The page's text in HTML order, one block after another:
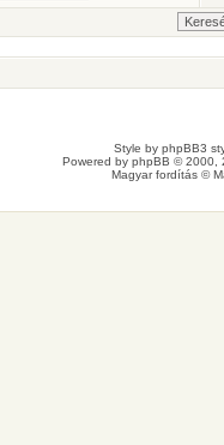
Style by phpBB3
Powered by phpBB © 2000,
Magyar fordítás ©